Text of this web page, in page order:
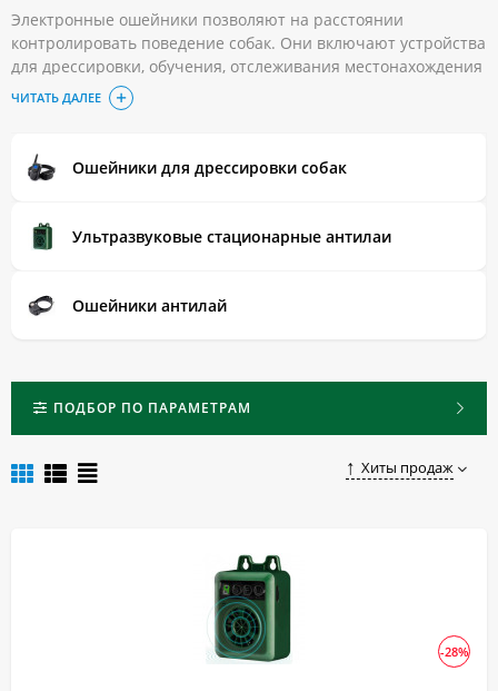
Электронные ошейники позволяют на расстоянии
контролировать поведение собак. Они включают устройства
для дрессировки, обучения, отслеживания местонахождения
собак. Эффект построен на действии ультразвука, вибрации,
звука, создании электрических импульсов. Регулировки
порога собак разных пород.
Выгодно приобрести надежный и недорогой
можете, оформив заказ в нашем магазине.
ЧИТАТЬ ДАЛЕЕ
Ошейники для дрессировки собак
Ультразвуковые стационарные антилаи
Ошейники антилай
ПОДБОР ПО ПАРАМЕТРАМ
Хиты продаж
-28%